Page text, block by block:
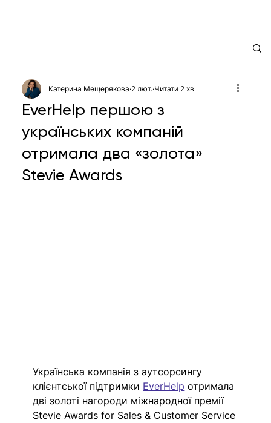
EverHelp першою з
українських компаній
отримала два «золота»
Stevie Awards
Катерина Мещерякова 2 лют. Читати 2 хв
Українська компанія з аутсорсингу
клієнтської підтримки EverHelp отримала
дві золоті нагороди міжнародної премії
Stevie Awards for Sales & Customer Service